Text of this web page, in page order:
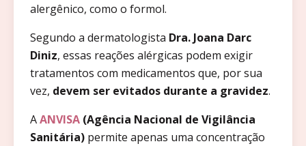
alergênico, como o formol.
Segundo a dermatologista Dra. Joana Darc
Diniz, essas reações alérgicas podem exigir
tratamentos com medicamentos que, por sua
vez, devem ser evitados durante a gravidez.
AANVISA (Agência Nacional de Vigilância
Sanitária) permite apenas uma concentração